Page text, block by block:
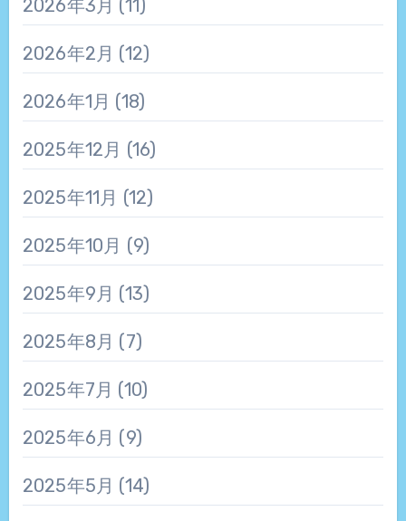
2026年3月 (11)
2026年2月 (12)
2026年1月 (18)
2025年12月 (16)
2025年11月 (12)
2025年10月 (9)
2025年9月 (13)
2025年8月 (7)
2025年7月 (10)
2025年6月 (9)
2025年5月 (14)